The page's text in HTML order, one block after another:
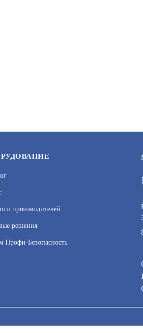
сайт, вы соглашаетесь на обработку
GB001
3 042
производителей
решения
Профи-Безопасность